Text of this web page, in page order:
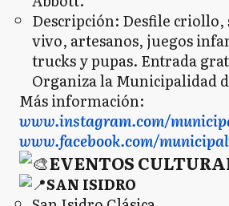
Descripción: Desfile criollo,
vivo, artesanos, juegos
trucks y pupas. Entrada
Organiza la Municipalidad
Más información:
www.instagram.com/
www.facebook.com/
EVENTOS
SAN ISIDRO